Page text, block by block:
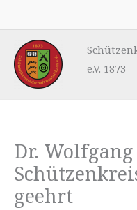
Inhalt
springen
e.V. 1873
Dr.
geehrt